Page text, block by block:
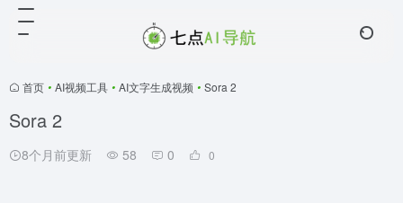
首页 • AI视频工具 • AI文字生成视频 • Sora 2
Sora 2
8个月前更新 58 0 0